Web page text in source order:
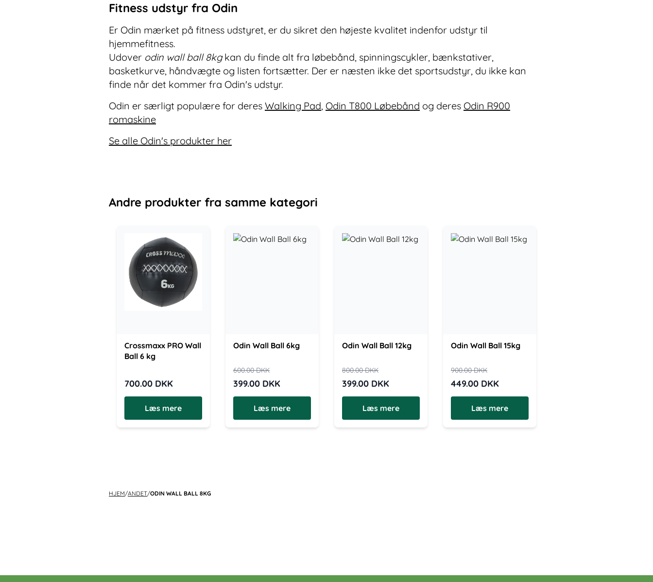
Fitness udstyr fra Odin
Er Odin mærket på fitness udstyret, er du sikret den højeste kvalitet indenfor udstyr til
hjemmefitness.
Udover odin wall ball 8kgkan du finde alt fra løbebånd, spinningscykler, bænkstativer,
basketkurve, håndvægte og listen fortsætter. Der er næsten ikke det sportsudstyr, du ikke kan
finde når det kommer fra Odin's udstyr.
Odin er særligt populære for deres Walking Pad, Odin T800 Løbebånd og deres Odin R900
romaskine
Se alle Odin's produkter her
Andre produkter fra samme kategori
Crossmaxx PRO Wall
Ball 6 kg
700.00 DKK
Læs mere
Odin Wall Ball 6kg
600.00DKK
399.00 DKK
Læs mere
Odin Wall Ball 12kg
800.00DKK
399.00 DKK
Læs mere
Odin Wall Ball 15kg
900.00DKK
449.00 DKK
Læs mere
HJEM/ANDET/ODIN WALL BALL 8KG